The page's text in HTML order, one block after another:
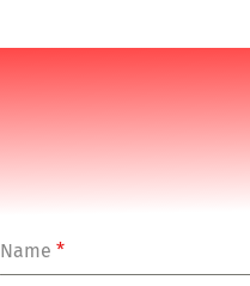
Name*